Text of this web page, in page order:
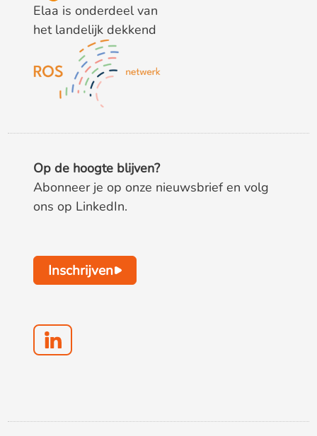
Elaa is onderdeel van
het landelijk dekkend
Op de hoogte blijven?
Abonneer je op onze nieuwsbrief en volg
ons op LinkedIn.
Inschrijven